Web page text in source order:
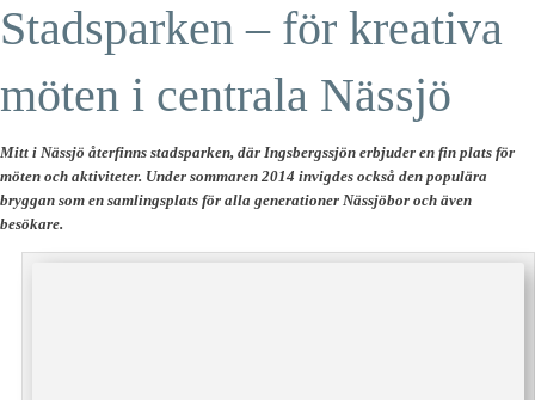
Stadsparken – för kreativa
möten i centrala Nässjö
Mitt i Nässjö återfinns stadsparken, där Ingsbergssjön erbjuder en fin plats för
möten och aktiviteter. Under sommaren 2014 invigdes också den populära
bryggan som en samlingsplats för alla generationer Nässjöbor och även
besökare.